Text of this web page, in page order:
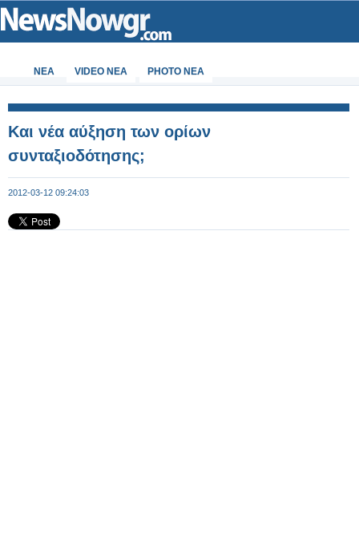
ΝΕΑ VIDEO NEA PHOTO NEA
Και νέα αύξηση των ορίων
συνταξιοδότησης;
2012-03-12 09:24:03